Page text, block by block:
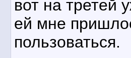
вот на третей
ей мне
пользоваться.